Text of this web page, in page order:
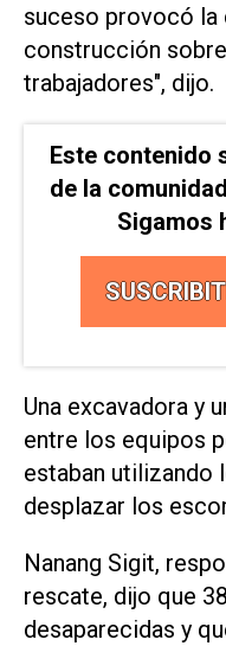
suceso provocó la
construcción
trabajadores", dijo.
Este contenido
de la
Sigamos
Una excavadora y
entre los equipos
estaban utilizando
desplazar los
Nanang Sigit,
rescate, dijo que
desaparecidas y